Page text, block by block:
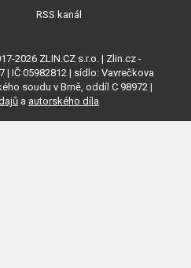
RSS kanál
2026 ZLIN.CZ s.r.o. | Zlin.cz -
| IČ 05982812 | sídlo: Vavrečkova
soudu v Brně, oddíl C 98972 |
a autorského díla